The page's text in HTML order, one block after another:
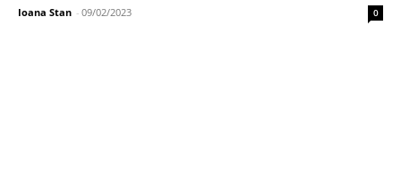
Ioana Stan - 09/02/2023 0